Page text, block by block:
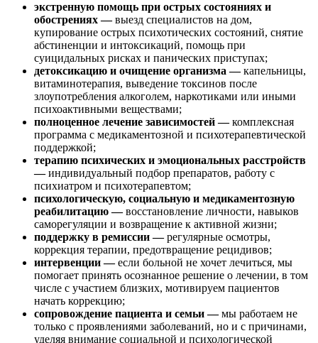
экстренную помощь при острых состояниях и
обострениях —выезд специалистов на дом,
купирование острых психотических состояний, снятие
абстиненции и интоксикаций, помощь при
суицидальных рисках и панических приступах;
детоксикацию и очищение организма —капельницы,
витаминотерапия, выведение токсинов после
злоупотребления алкоголем, наркотиками или иными
психоактивными веществами;
полноценное лечение зависимостей —комплексная
программа с медикаментозной и психотерапевтической
поддержкой;
терапию психических и эмоциональных расстройств
—индивидуальный подбор препаратов, работу с
психиатром и психотерапевтом;
психологическую, социальную и медикаментозную
реабилитацию —восстановление личности, навыков
саморегуляции и возвращение к активной жизни;
поддержку в ремиссии —регулярные осмотры,
коррекция терапии, предотвращение рецидивов;
интервенции —если больной не хочет лечиться, мы
помогает принять осознанное решение о лечении, в том
числе с участием близких, мотивируем пациентов
начать коррекцию;
сопровождение пациента и семьи —мы работаем не
только с проявлениями заболеваний, но и с причинами,
уделяя внимание социальной и психологической